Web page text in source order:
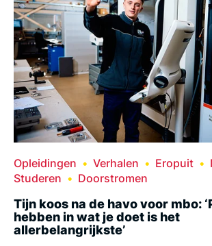
Opleidingen Verhalen Eropuit
Studeren
Doorstromen
Tijn koos na de havo voor mbo:
hebben in wat je doet is het
allerbelangrijkste’